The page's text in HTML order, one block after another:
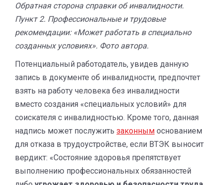
Обратная сторона справки об инвалидности.
Пункт 2. Профессиональные и трудовые
рекомендации: «Может работать в специально
созданных условиях». Фото автора.
Потенциальный работодатель, увидев данную
запись в документе об инвалидности, предпочтет
взять на работу человека без инвалидности
вместо создания «специальных условий» для
соискателя с инвалидностью. Кроме того, данная
надпись может послужить законным основанием
для отказа в трудоустройстве, если ВТЭК выносит
вердикт: «Состояние здоровья препятствует
выполнению профессиональных обязанностей